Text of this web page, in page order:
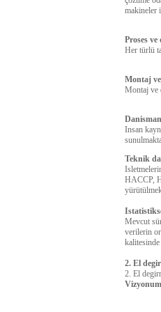
makineler
Proses
Her türlü
Montaj
Montaj ve
Insan
Teknik
HACCP,
Mevcut
verilerin
2. El
2. El